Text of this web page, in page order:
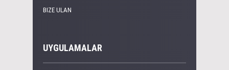
BIZE ULAN
UYGULAMALAR